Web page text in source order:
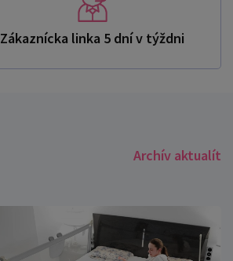
Zákaznícka linka 5 dní v týždni
Archív aktualít